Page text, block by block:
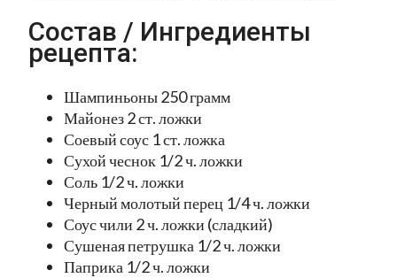
Состав / Ингредиенты
рецепта:
Шампиньоны 250 грамм
Майонез 2 ст. ложки
Соевый соус 1 ст. ложка
Сухой чеснок 1/2 ч. ложки
Соль 1/2 ч. ложки
Черный молотый перец 1/4 ч. ложки
Соус чили 2 ч. ложки (сладкий)
Сушеная петрушка 1/2 ч. ложки
Паприка 1/2 ч. ложки